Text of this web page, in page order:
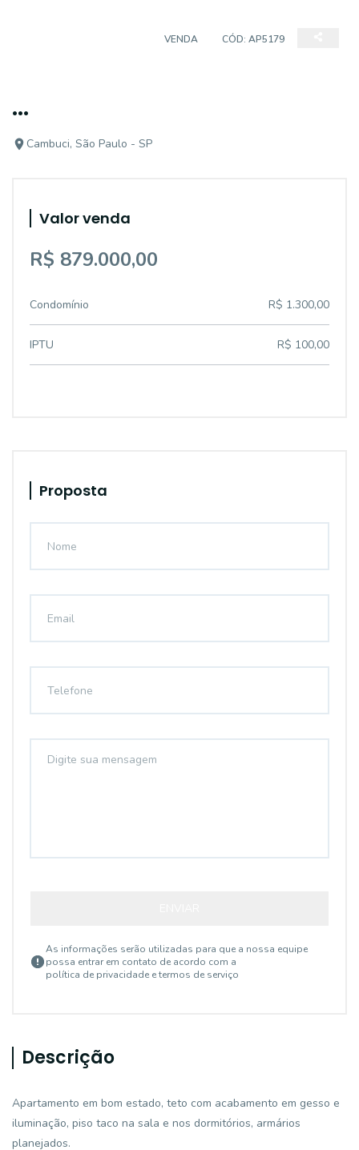
VENDA CÓD: AP5179
...
Cambuci, São Paulo - SP
Valor venda
R$ 879.000,00
Condomínio R$ 1.300,00
IPTU R$ 100,00
Proposta
As informações serão utilizadas para que a nossa equipe
possa entrar em contato de acordo com a
política de privacidade e termos de serviço
Descrição
Apartamento em bom estado, teto com acabamento em gesso e
iluminação, piso taco na sala e nos dormitórios, armários
planejados.